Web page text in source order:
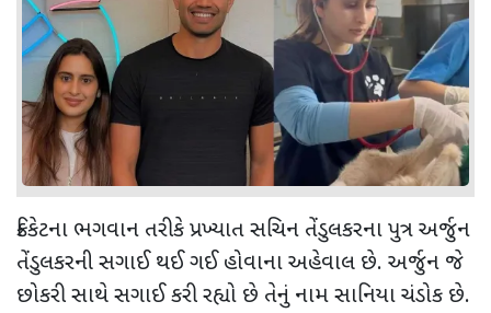
ક્રિકેટના ભગવાન તરીકે પ્રખ્યાત સચિન તેંડુલકરના પુત્ર અર્જુન
તેંડુલકરની સગાઈ થઈ ગઈ હોવાના અહેવાલ છે. અર્જુન જે
છોકરી સાથે સગાઈ કરી રહ્યો છે તેનું નામ સાનિયા ચંડોક છે.